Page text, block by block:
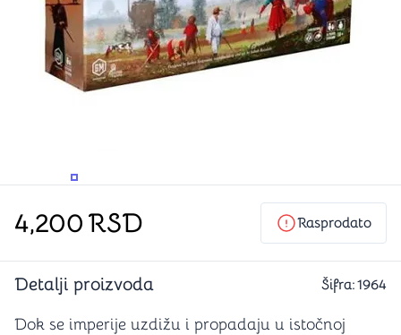
PROMENITE UGAO GLEDANJAPROMENITE UGAO GLEDANJA
4,200RSD Rasprodato
Detalji proizvoda Šifra:1964
Dok se imperije uzdižu i propadaju u istočnoj